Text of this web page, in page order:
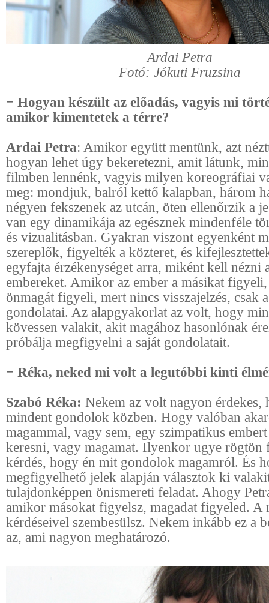
Ardai Petra
Fotó: Jókuti Fruzsina
− Hogyan készült az előadás, vagyis mi
amikor kimentetek a térre?
Ardai Petra: Amikor együtt mentünk, azt
hogyan lehet úgy bekeretezni, amit látunk,
filmben lennénk, vagyis milyen koreográfiai
meg: mondjuk, balról kettő kalapban, három
négyen fekszenek az utcán, öten ellenőrzik a
van egy dinamikája az egésznek mindenféle
és vizualitásban. Gyakran viszont egyenként
szereplők, figyelték a közteret, és
egyfajta érzékenységet arra, miként kell nézni
embereket. Amikor az ember a másikat
önmagát figyeli, mert nincs visszajelzés, csak
gondolatai. Az alapgyakorlat az volt, hogy
kövessen valakit, akit magához hasonlónak
próbálja megfigyelni a saját gondolatait.
− Réka, neked mi volt a legutóbbi kinti
Szabó Réka: Nekem az volt nagyon érdekes,
mindent gondolok közben. Hogy valóban
magammal, vagy sem, egy szimpatikus
keresni, vagy magamat. Ilyenkor ugye rögtön
kérdés, hogy én mit gondolok magamról. És
megfigyelhető jelek alapján választok ki
tulajdonképpen önismereti feladat. Ahogy
amikor másokat figyelsz, magadat figyeled. A
kérdéseivel szembesülsz. Nekem inkább ez a
az, ami nagyon meghatározó.